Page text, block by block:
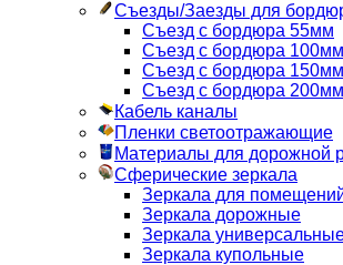
Съезды/Заезды для
Съезд с бордюра 55мм
Съезд с бордюра 100мм
Съезд с бордюра 150мм
Съезд с бордюра 200мм
Кабель каналы
Пленки светоотражающие
Материалы для дорожной
Сферические зеркала
Зеркала для
Зеркала дорожные
Зеркала
Зеркала купольные